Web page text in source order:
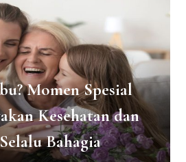
Momen Spesial
Kesehatan dan
Bahagia